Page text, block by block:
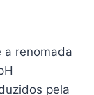
a renomada
pela